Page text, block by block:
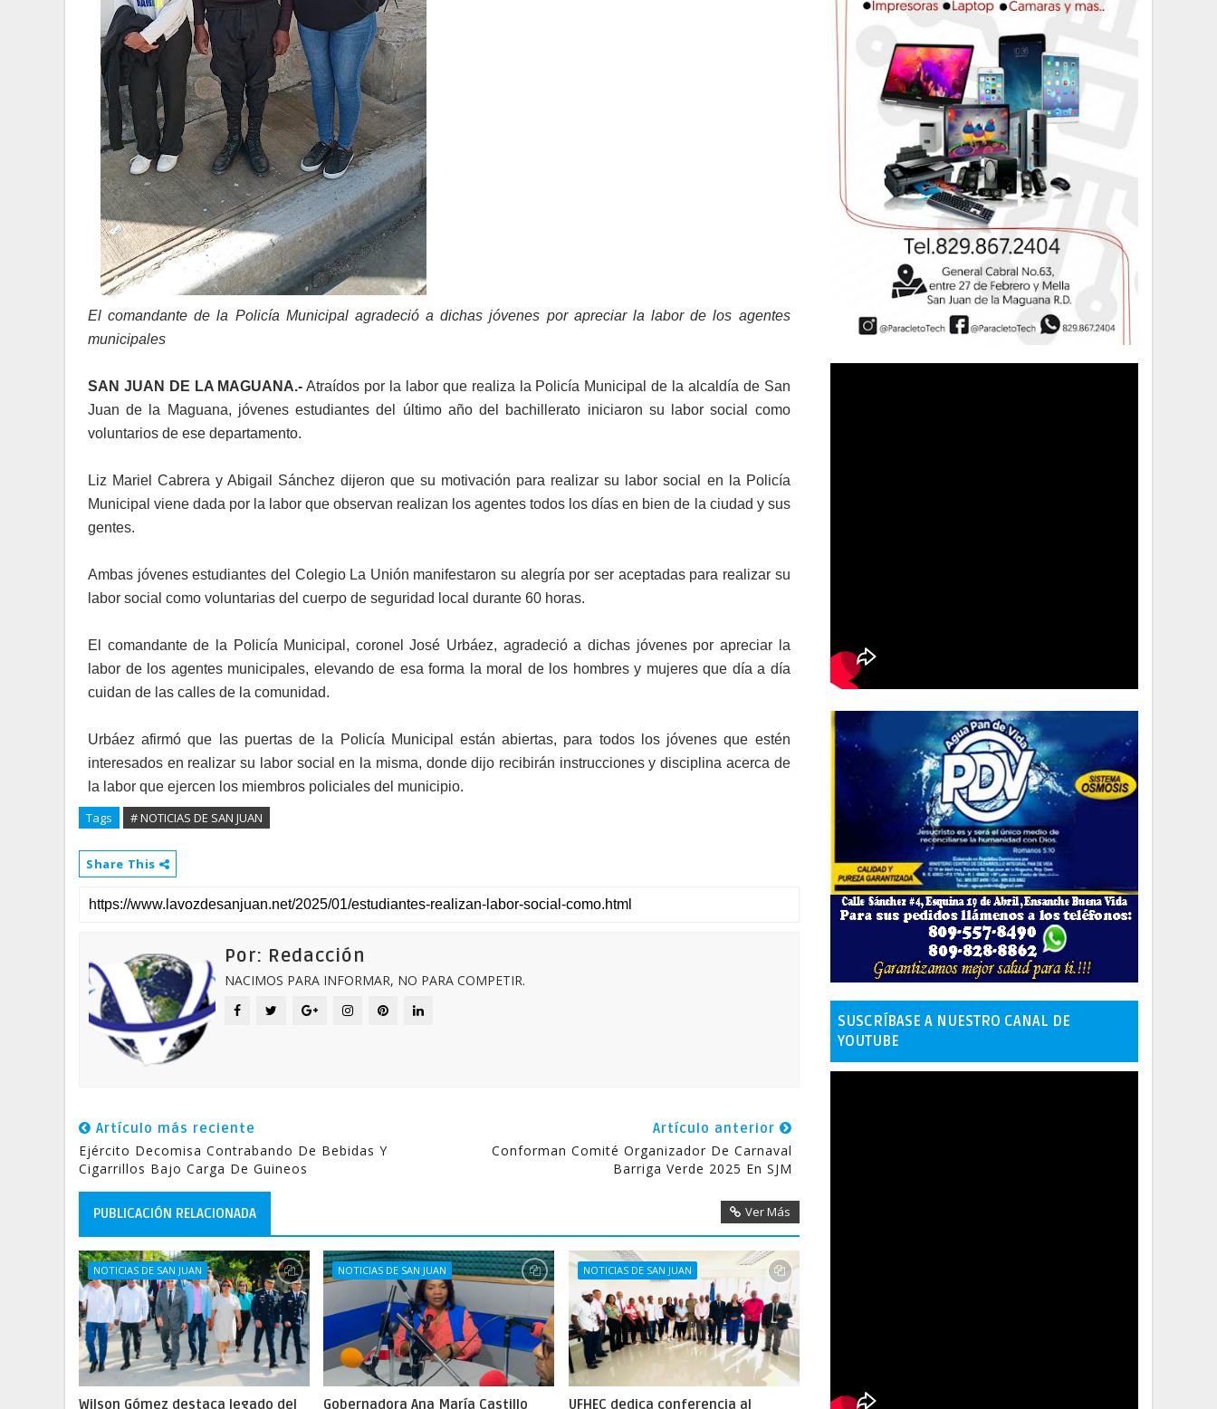
El comandante de la Policía Municipal agradeció a dichas jóvenes por apreciar la labor de los agentes
municipales
SAN JUAN DE LA MAGUANA.- Atraídos por la labor que realiza la Policía Municipal de la alcaldía de San
Juan de la Maguana, jóvenes estudiantes del último año del bachillerato iniciaron su labor social como
voluntarios de ese departamento.
Liz Mariel Cabrera y Abigail Sánchez dijeron que su motivación para realizar su labor social en la Policía
Municipal viene dada por la labor que observan realizan los agentes todos los días en bien de la ciudad y sus
gentes.
Ambas jóvenes estudiantes del Colegio La Unión manifestaron su alegría por ser aceptadas para realizar su
labor social como voluntarias del cuerpo de seguridad local durante 60 horas.
El comandante de la Policía Municipal, coronel José Urbáez, agradeció a dichas jóvenes por apreciar la
labor de los agentes municipales, elevando de esa forma la moral de los hombres y mujeres que día a día
cuidan de las calles de la comunidad.
Urbáez afirmó que las puertas de la Policía Municipal están abiertas, para todos los jóvenes que estén
interesados en realizar su labor social en la misma, donde dijo recibirán instrucciones y disciplina acerca de
la labor que ejercen los miembros policiales del municipio.
Tags # NOTICIAS DE SAN JUAN
Share This
Por: Redacción
NACIMOS PARA INFORMAR, NO PARA COMPETIR.
Artículo más reciente
Ejército Decomisa Contrabando De Bebidas Y
Cigarrillos Bajo Carga De Guineos
Artículo anterior
Conforman Comité Organizador De Carnaval
Barriga Verde 2025 En SJM
PUBLICACIÓN RELACIONADA Ver Más
NOTICIAS DE SAN JUAN
Wilson Gómez destaca legado del
NOTICIAS DE SAN JUAN
Gobernadora Ana María Castillo
NOTICIAS DE SAN JUAN
UFHEC dedica conferencia al
SUSCRÍBASE A NUESTRO CANAL DE
YOUTUBE